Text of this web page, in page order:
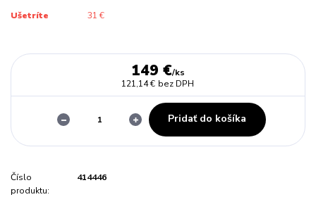
Ušetríte 31 €
149 €/ks
121,14 € bez DPH
Pridať do košíka
Číslo
produktu:
414446